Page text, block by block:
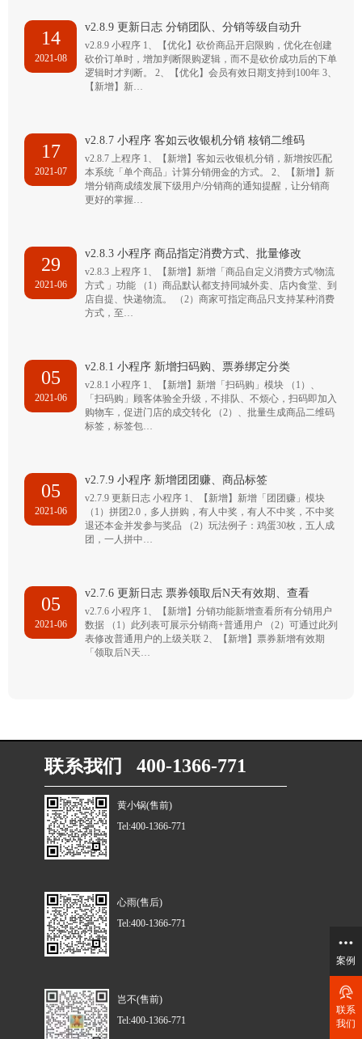
14
2021-08
v2.8.9 更新日志 分销团队、分销等级自动升
v2.8.9 小程序 1、【优化】砍价商品开启限购，优化在创建
砍价订单时，增加判断限购逻辑，而不是砍价成功后的下单
逻辑时才判断。 2、【优化】会员有效日期支持到100年 3、
【新增】新…
17
2021-07
v2.8.7 小程序 客如云收银机分销 核销二维码
v2.8.7 上程序 1、【新增】客如云收银机分销，新增按匹配
本系统「单个商品」计算分销佣金的方式。 2、【新增】新
增分销商成绩发展下级用户/分销商的通知提醒，让分销商
更好的掌握…
29
2021-06
v2.8.3 小程序 商品指定消费方式、批量修改
v2.8.3 上程序 1、【新增】新增「商品自定义消费方式/物流
方式 」功能 （1）商品默认都支持同城外卖、店内食堂、到
店自提、快递物流。 （2）商家可指定商品只支持某种消费
方式，至…
05
2021-06
v2.8.1 小程序 新增扫码购、票券绑定分类
v2.8.1 小程序 1、【新增】新增「扫码购」模块 （1）、
「扫码购」顾客体验全升级，不排队、不烦心，扫码即加入
购物车，促进门店的成交转化 （2）、批量生成商品二维码
标签，标签包…
05
2021-06
v2.7.9 小程序 新增团团赚、商品标签
v2.7.9 更新日志 小程序 1、【新增】新增「团团赚」模块
（1）拼团2.0，多人拼购，有人中奖，有人不中奖，不中奖
退还本金并发参与奖品 （2）玩法例子：鸡蛋30枚，五人成
团，一人拼中…
05
2021-06
v2.7.6 更新日志 票券领取后N天有效期、查看
v2.7.6 小程序 1、【新增】分销功能新增查看所有分销用户
数据 （1）此列表可展示分销商+普通用户 （2）可通过此列
表修改普通用户的上级关联 2、【新增】票券新增有效期
「领取后N天…
联系我们 400-1366-771
黄小锅(售前)
Tel:400-1366-771
心雨(售后)
Tel:400-1366-771
岂不(售前)
Tel:400-1366-771
案例
联系
我们